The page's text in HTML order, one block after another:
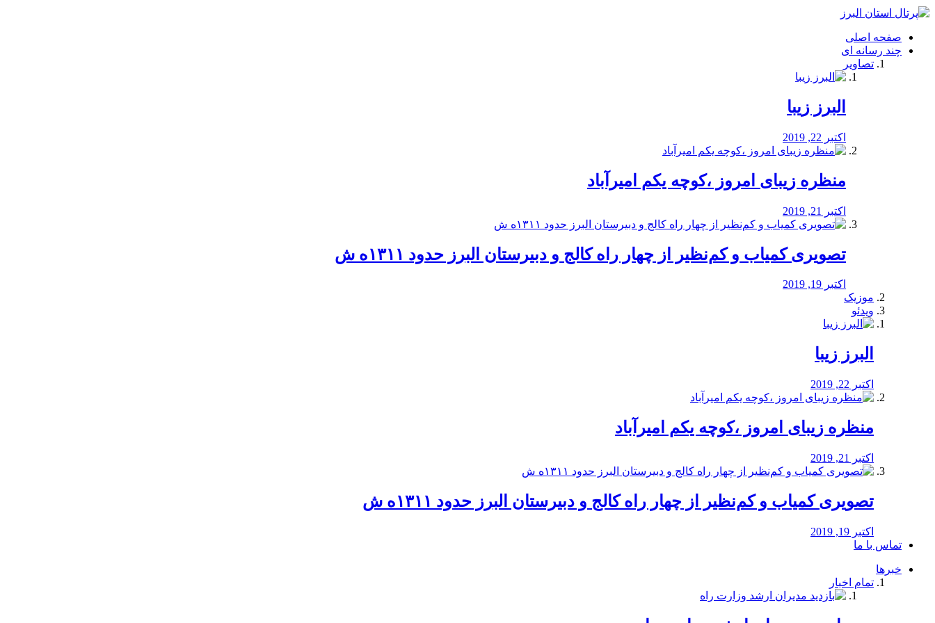
فصد
شرق
تهران
خشکشویی
صفحه اصلی
چند رسانه ای
تصاویر
البرز زیبا
اکتبر 22, 2019
منظره‌‌ زیبای امروز ،کوچه یکم امیرآباد
اکتبر 21, 2019
️تصویری کمیاب و کم‌نظیر از چهار راه كالج و دبيرستان البرز حدود ۱۳۱۱ه ش
اکتبر 19, 2019
موزیک
ویدئو
البرز زیبا
اکتبر 22, 2019
منظره‌‌ زیبای امروز ،کوچه یکم امیرآباد
اکتبر 21, 2019
️تصویری کمیاب و کم‌نظیر از چهار راه كالج و دبيرستان البرز حدود ۱۳۱۱ه ش
اکتبر 19, 2019
تماس با ما
خبرها
تمام اخبار